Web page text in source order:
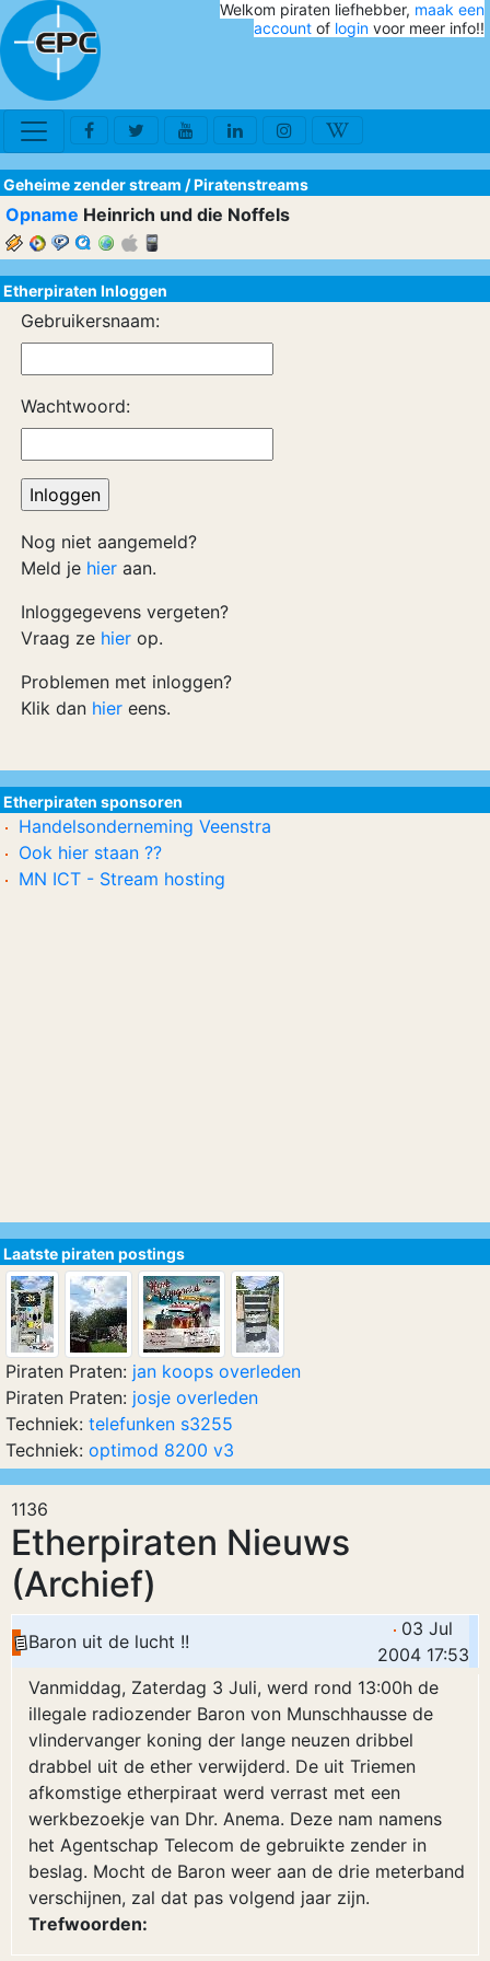
Welkom piraten liefhebber, maak een
account of login voor meer info!!
1136
Etherpiraten Nieuws
(Archief)
Baron uit de lucht !!
03 Jul
2004 17:53
Vanmiddag, Zaterdag 3 Juli, werd rond 13:00h de
illegale radiozender Baron von Munschhausse de
vlindervanger koning der lange neuzen dribbel
drabbel uit de ether verwijderd. De uit Triemen
afkomstige etherpiraat werd verrast met een
werkbezoekje van Dhr. Anema. Deze nam namens
het Agentschap Telecom de gebruikte zender in
beslag. Mocht de Baron weer aan de drie meterband
verschijnen, zal dat pas volgend jaar zijn.
Trefwoorden:
Geheime zender stream /Piratenstreams
Opname Heinrich und die Noffels
Etherpiraten Inloggen
Gebruikersnaam:
Wachtwoord:
Nog niet aangemeld?
Meld je hier aan.
Inloggegevens vergeten?
Vraag ze hier op.
Problemen met inloggen?
Klik dan hier eens.
Etherpiraten sponsoren
Handelsonderneming Veenstra
Ook hier staan ??
MN ICT - Stream hosting
Laatste piraten postings
Piraten Praten: jan koops overleden
Piraten Praten: josje overleden
Techniek: telefunken s3255
Techniek: optimod 8200 v3